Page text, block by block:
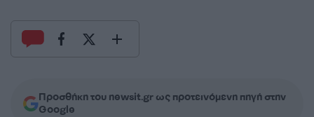
Προσθήκη του newsit.gr ως προτεινόμενη πηγή στην
Google